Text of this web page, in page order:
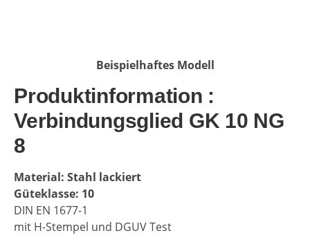
Beispielhaftes Modell
Produktinformation :
Verbindungsglied GK 10 NG
8
Material: Stahl lackiert
Güteklasse: 10
DIN EN 1677-1
mit H-Stempel und DGUV Test